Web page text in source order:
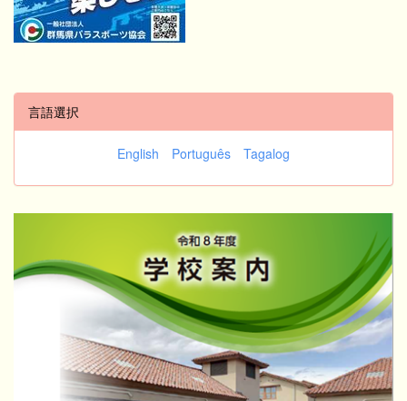
言語選択
English Português Tagalog